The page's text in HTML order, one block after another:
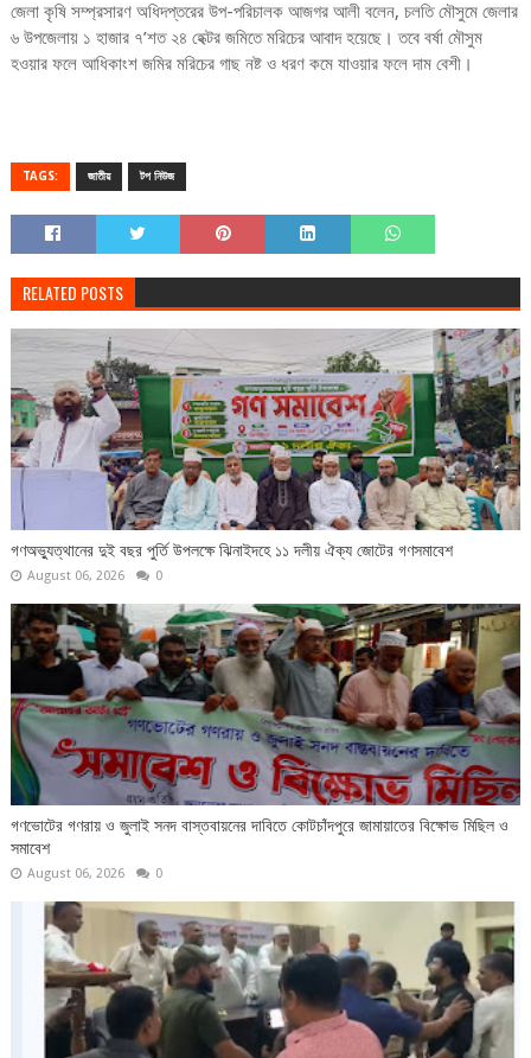
জেলা কৃষি সম্প্রসারণ অধিদপ্তরের উপ-পরিচালক আজগর আলী বলেন, চলতি মৌসুমে জেলার
৬ উপজেলায় ১ হাজার ৭’শত ২৪ হেক্টর জমিতে মরিচের আবাদ হয়েছে। তবে বর্ষা মৌসুম
হওয়ার ফলে আধিকাংশ জমির মরিচের গাছ নষ্ট ও ধরণ কমে যাওয়ার ফলে দাম বেশী।
TAGS: জাতীয় টপ নিউজ
RELATED POSTS
গণঅভ্যুত্থানের দুই বছর পুর্তি উপলক্ষে ঝিনাইদহে ১১ দলীয় ঐক্য জোটের গণসমাবেশ
August 06, 2026 0
গণভোটের গণরায় ও জুলাই সনদ বাস্তবায়নের দাবিতে কোটচাঁদপুরে জামায়াতের বিক্ষোভ মিছিল ও
সমাবেশ
August 06, 2026 0